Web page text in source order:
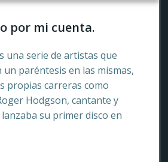
por mi cuenta.
una serie de artistas que
paréntesis en las mismas,
propias carreras como
Hodgson, cantante y
su primer disco en